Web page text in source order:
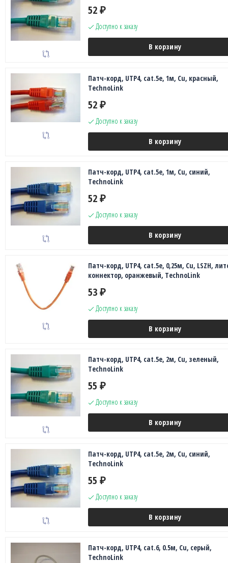
52 ₽
Доступно к заказу
В корзину
Патч-корд, UTP4, cat.5e, 1м, Сu, красный,
TechnoLink
52 ₽
Доступно к заказу
В корзину
Патч-корд, UTP4, cat.5e, 1м, Сu, синий,
TechnoLink
52 ₽
Доступно к заказу
В корзину
Патч-корд, UTP4, cat.5e, 0,25м, Сu, LSZH,
коннектор, оранжевый, TechnoLink
53 ₽
Доступно к заказу
В корзину
Патч-корд, UTP4, cat.5e, 2м, Сu, зеленый,
TechnoLink
55 ₽
Доступно к заказу
В корзину
Патч-корд, UTP4, cat.5e, 2м, Сu, синий,
TechnoLink
55 ₽
Доступно к заказу
В корзину
Патч-корд, UTP4, cat.6, 0.5м, Сu, серый,
TechnoLink